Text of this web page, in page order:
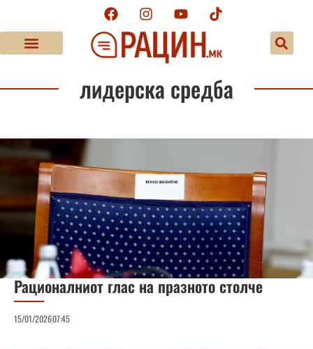
лидерска средба
Рационалниот глас на празното столче
15/01/202607:45